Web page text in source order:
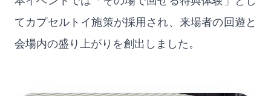
てカプセルトイ施策が採用され、来場者の回遊と
会場内の盛り上がりを創出しました。